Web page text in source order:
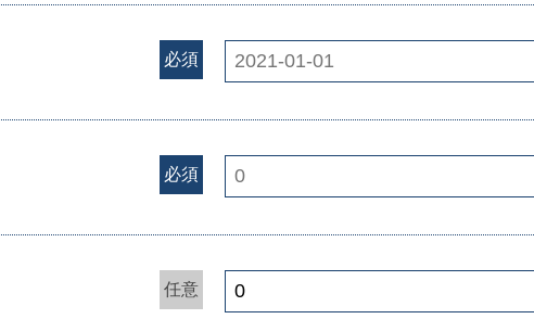
必須
必須
任意